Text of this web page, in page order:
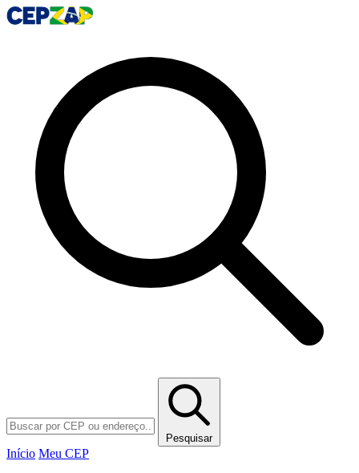
Pesquisar
Início Meu CEP